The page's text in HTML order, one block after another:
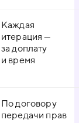
Каждая
итерация —
за доплату
и время
По договору
передачи прав